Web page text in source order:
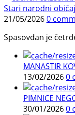
Stari narodni
21/05/20260
Spasovdan je
MANASTIR
13/02/20260
PIMNICE
30/01/20260